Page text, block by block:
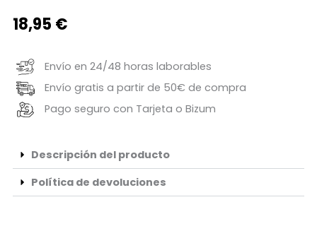
18,95 €
Envío en 24/48 horas laborables
Envío gratis a partir de 50€ de compra
Pago seguro con Tarjeta o Bizum
Descripción del producto
Política de devoluciones